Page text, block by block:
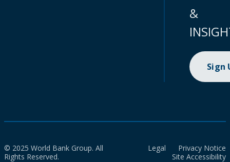
&
Sign
© 2025 World Bank Group. All
Rights Reserved.
Legal
Privacy Notice
Site Accessibility